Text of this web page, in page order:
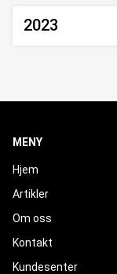
2023
MENY
Hjem
Artikler
Om oss
Kontakt
Kundesenter